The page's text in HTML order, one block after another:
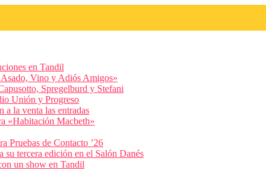
en Tandil
Vino y Adiós Amigos»
Spregelburd y Stefani
Unión y Progreso
a la venta las entradas
«Habitación Macbeth»
Pruebas de Contacto ’26
tercera edición en el Salón Danés
un show en Tandil